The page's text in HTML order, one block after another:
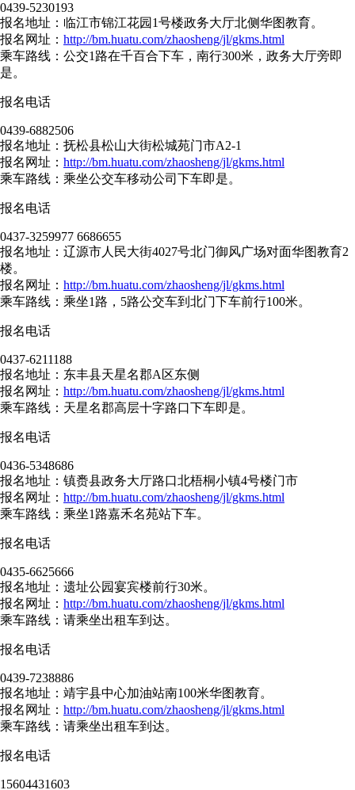
0439-5230193
报名地址：临江市锦江花园1号楼政务大厅北侧华图教育。
报名网址： http://bm.huatu.com/zhaosheng/jl/gkms.html
乘车路线：公交1路在千百合下车，南行300米，政务大厅旁即
是。
报名电话
0439-6882506
报名地址：抚松县松山大街松城苑门市A2-1
报名网址： http://bm.huatu.com/zhaosheng/jl/gkms.html
乘车路线：乘坐公交车移动公司下车即是。
报名电话
0437-3259977 6686655
报名地址：辽源市人民大街4027号北门御风广场对面华图教育2
楼。
报名网址： http://bm.huatu.com/zhaosheng/jl/gkms.html
乘车路线：乘坐1路，5路公交车到北门下车前行100米。
报名电话
0437-6211188
报名地址：东丰县天星名郡A区东侧
报名网址： http://bm.huatu.com/zhaosheng/jl/gkms.html
乘车路线：天星名郡高层十字路口下车即是。
报名电话
0436-5348686
报名地址：镇赉县政务大厅路口北梧桐小镇4号楼门市
报名网址： http://bm.huatu.com/zhaosheng/jl/gkms.html
乘车路线：乘坐1路嘉禾名苑站下车。
报名电话
0435-6625666
报名地址：遗址公园宴宾楼前行30米。
报名网址： http://bm.huatu.com/zhaosheng/jl/gkms.html
乘车路线：请乘坐出租车到达。
报名电话
0439-7238886
报名地址：靖宇县中心加油站南100米华图教育。
报名网址： http://bm.huatu.com/zhaosheng/jl/gkms.html
乘车路线：请乘坐出租车到达。
报名电话
15604431603